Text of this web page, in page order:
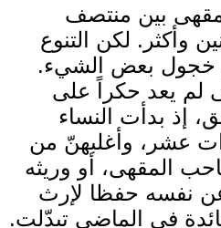
بين منتصف
وأكثر. لكن التنوع
خجول بعض الشيء.
لم يعد حكراً على
إذ بدأت النساء
عشر، وأغلبهنّ من
المقهى، أو وريثه
نفسه حفظا لإرث
في الماضي تبدّلت.